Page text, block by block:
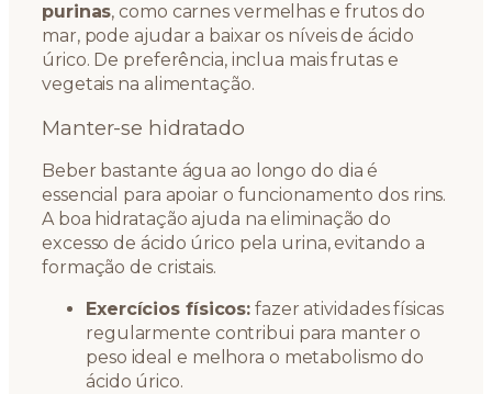
purinas, como carnes vermelhas e frutos do
mar, pode ajudar a baixar os níveis de ácido
úrico. De preferência, inclua mais frutas e
vegetais na alimentação.
Manter-se hidratado
Beber bastante água ao longo do dia é
essencial para apoiar o funcionamento dos rins.
A boa hidratação ajuda na eliminação do
excesso de ácido úrico pela urina, evitando a
formação de cristais.
Exercícios físicos: fazer atividades físicas
regularmente contribui para manter o
peso ideal e melhora o metabolismo do
ácido úrico.